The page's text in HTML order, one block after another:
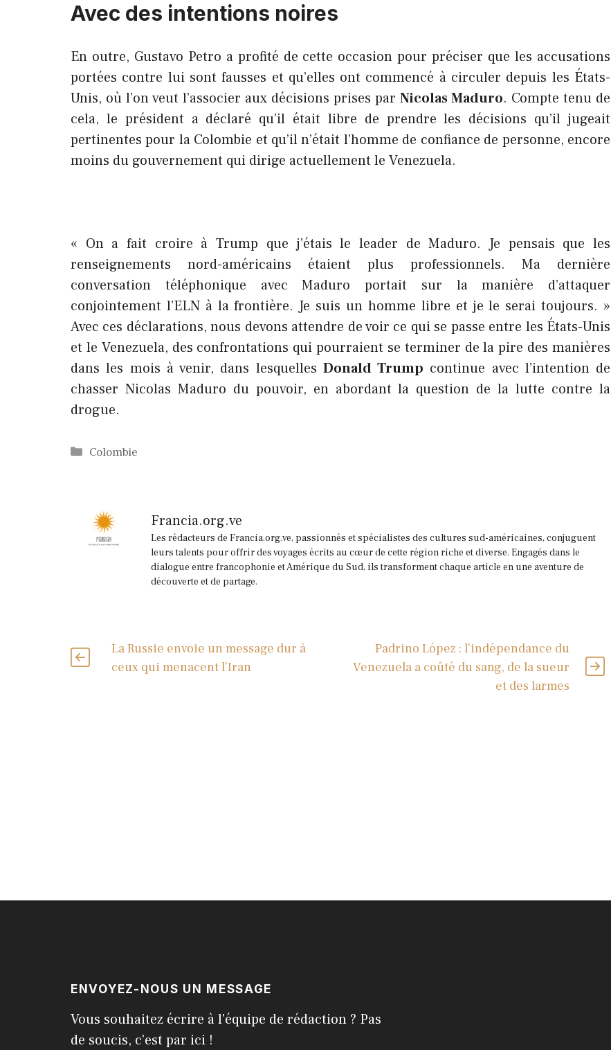
Avec des intentions noires
En outre, Gustavo Petro a profité de cette occasion pour préciser que les accusations
portées contre lui sont fausses et qu’elles ont commencé à circuler depuis les États-
Unis, où l’on veut l’associer aux décisions prises par Nicolas Maduro. Compte tenu de
cela, le président a déclaré qu’il était libre de prendre les décisions qu’il jugeait
pertinentes pour la Colombie et qu’il n’était l’homme de confiance de personne, encore
moins du gouvernement qui dirige actuellement le Venezuela.
« On a fait croire à Trump que j’étais le leader de Maduro. Je pensais que les
renseignements nord-américains étaient plus professionnels. Ma dernière
conversation téléphonique avec Maduro portait sur la manière d’attaquer
conjointement l’ELN à la frontière. Je suis un homme libre et je le serai toujours. »
Avec ces déclarations, nous devons attendre de voir ce qui se passe entre les États-Unis
et le Venezuela, des confrontations qui pourraient se terminer de la pire des manières
dans les mois à venir, dans lesquelles Donald Trump continue avec l’intention de
chasser Nicolas Maduro du pouvoir, en abordant la question de la lutte contre la
drogue.
Catégories
Colombie
Francia.org.ve
Les rédacteurs de Francia.org.ve, passionnés et spécialistes des cultures sud-américaines, conjuguent
leurs talents pour offrir des voyages écrits au cœur de cette région riche et diverse. Engagés dans le
dialogue entre francophonie et Amérique du Sud, ils transforment chaque article en une aventure de
découverte et de partage.
La Russie envoie un message dur à
ceux qui menacent l’Iran
Padrino López : l’indépendance du
Venezuela a coûté du sang, de la sueur
et des larmes
ENVOYEZ-NOUS UN MESSAGE
Vous souhaitez écrire à l'équipe de rédaction ? Pas
de soucis, c'est par ici !